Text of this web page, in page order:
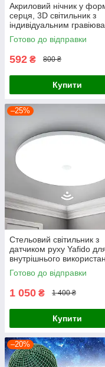
Акриловий нічник у
серця, 3D світильник з
індивідуальним
та LED підставкою
Готово до відправки
592 ₴ 800 ₴
Купити
–25%
Стельовий світильник з
датчиком руху Yafido
внутрішнього
Готово до відправки
1 050 ₴ 1 400 ₴
Купити
–20%